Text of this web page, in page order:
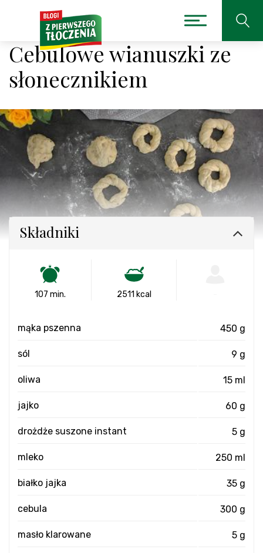
Cebulowe wianuszki ze
słonecznikiem
Składniki
107 min. 2511 kcal
mąka pszenna 450 g
sól 9 g
oliwa 15 ml
jajko 60 g
drożdże suszone instant 5 g
mleko 250 ml
białko jajka 35 g
cebula 300 g
masło klarowane 5 g